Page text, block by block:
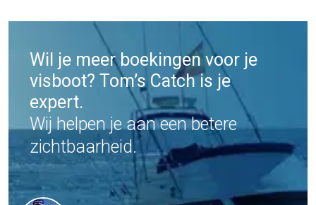
Wil je meer boekingen voor je
visboot? Tom’s Catch is je
expert.
Wij helpen je aan een betere
zichtbaarheid.